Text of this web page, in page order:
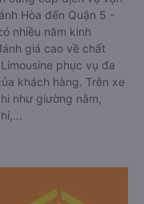
Hòa đến Quận 5 -
nhiều năm kinh
giá cao về chất
phục vụ đa
khách hàng. Trên xe
như giường nằm,